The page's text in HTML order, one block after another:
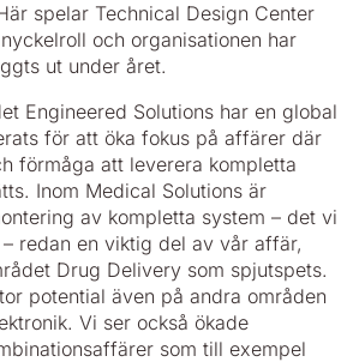
spelar Technical Design Center
och organisationen har
ut under året.
Engineered Solutions har en global
för att öka fokus på affärer där
förmåga att leverera kompletta
Inom Medical Solutions är
av kompletta system – det vi
redan en viktig del av vår affär,
Drug Delivery som spjutspets.
potential även på andra områden
Vi ser också ökade
som till exempel